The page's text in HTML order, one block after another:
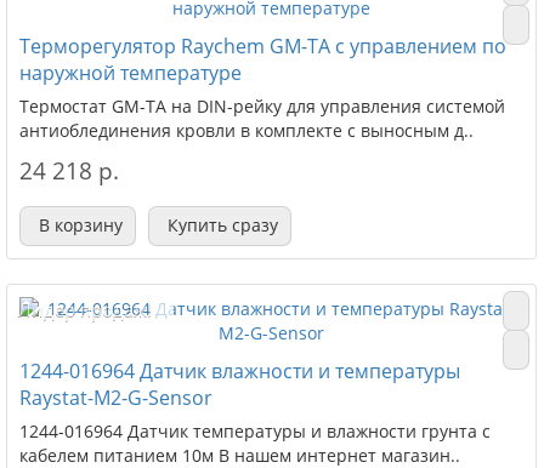
Терморегулятор Raychem GM-TA с управлением по
наружной температуре
Термостат GM-TA на DIN-рейку для управления системой
антиоблединения кровли в комплекте с выносным д..
24 218 р.
В корзину Купить сразу
Лидер продаж!
1244-016964 Датчик влажности и температуры
Raystat-M2-G-Sensor
1244-016964 Датчик температуры и влажности грунта с
кабелем питанием 10м В нашем интернет магазин..